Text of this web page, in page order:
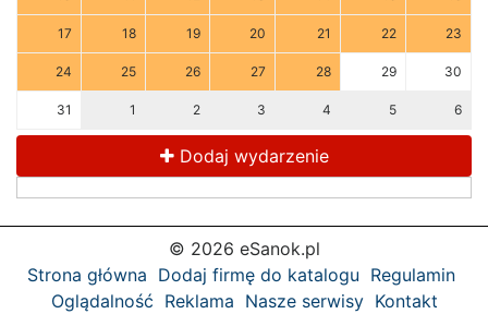
17 18 19 20 21 22 23
24 25 26 27 28 29 30
31 1 2 3 4 5 6
Dodaj wydarzenie
© 2026 eSanok.pl
Strona główna Dodaj firmę do katalogu Regulamin
Oglądalność Reklama Nasze serwisy Kontakt